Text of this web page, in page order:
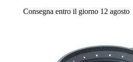
Consegna entro il giorno 12 agosto